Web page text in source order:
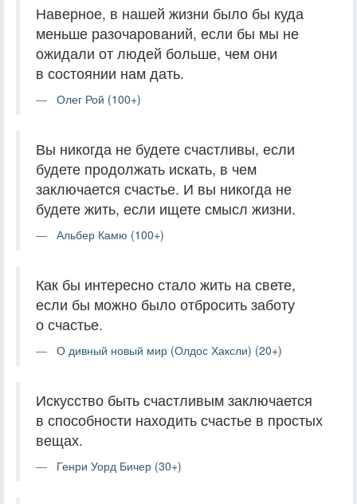
Наверное, в нашей жизни было бы куда
меньше разочарований, если бы мы не
ожидали от людей больше, чем они
в состоянии нам дать.
Олег Рой (100+)
Вы никогда не будете счастливы, если
будете продолжать искать, в чем
заключается счастье. И вы никогда не
будете жить, если ищете смысл жизни.
Альбер Камю (100+)
Как бы интересно стало жить на свете,
если бы можно было отбросить заботу
о счастье.
О дивный новый мир (Олдос Хаксли) (20+)
Искусство быть счастливым заключается
в способности находить счастье в простых
вещах.
Генри Уорд Бичер (30+)